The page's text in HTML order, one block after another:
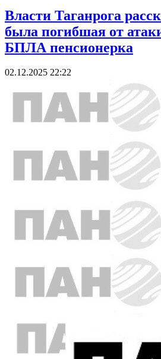
Власти Таганрога
была погибшая от
БПЛА пенсионерка
02.12.2025 22:22